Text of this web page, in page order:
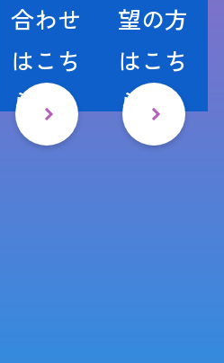
合わせ
はこち
ら
望の方
はこち
ら